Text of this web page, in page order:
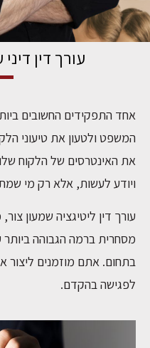
עורך דין
אחד התפקידים החשובים
המשפט ולטעון את טיעוני
את האינטרסים של הלקוח
ויודע לעשות, אלא רק מי
עורך דין ליטיגציה שמעון
מסחרית ברמה הגבוהה ביותר
בתחום. אתם מוזמנים ליצור
לפגישה בהקדם.